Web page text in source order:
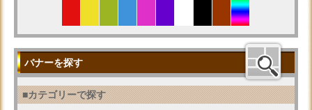
バナーを探す
■カテゴリーで探す